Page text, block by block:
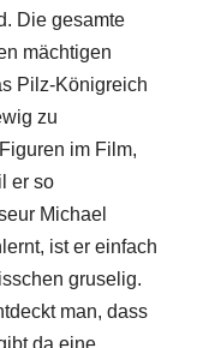
Die gesamte
mächtigen
Pilz-Königreich
zu
im Film,
er so
Michael
ist er einfach
gruselig.
man, dass